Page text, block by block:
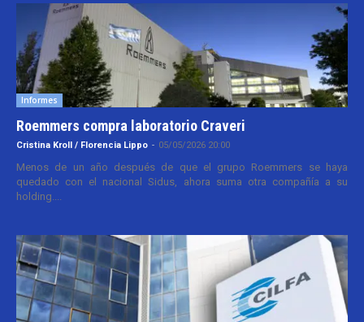
Informes
Roemmers compra laboratorio Craveri
Cristina Kroll / Florencia Lippo - 05/05/2026 20:00
Menos de un año después de que el grupo Roemmers se haya
quedado con el nacional Sidus, ahora suma otra compañía a su
holding....